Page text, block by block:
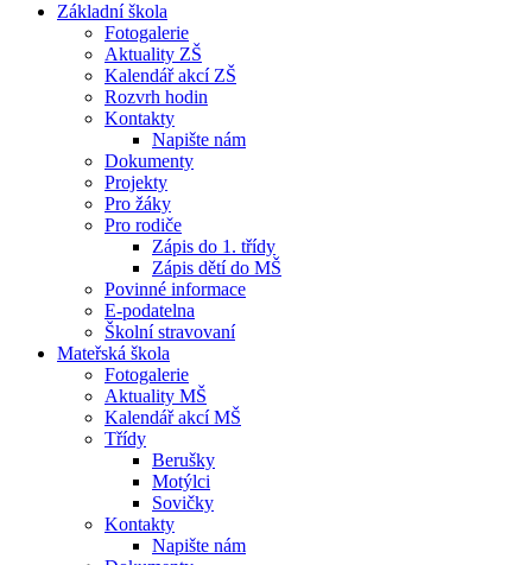
Základní škola
Fotogalerie
Aktuality ZŠ
Kalendář akcí ZŠ
Rozvrh hodin
Kontakty
Napište nám
Dokumenty
Projekty
Pro žáky
Pro rodiče
Zápis do 1. třídy
Zápis dětí do MŠ
Povinné informace
E-podatelna
Školní stravovaní
Mateřská škola
Fotogalerie
Aktuality MŠ
Kalendář akcí MŠ
Třídy
Berušky
Motýlci
Sovičky
Kontakty
Napište nám